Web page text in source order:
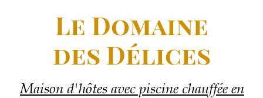
Le Domaine
des Délices
Maison d'hôtes avec piscine chauffée en